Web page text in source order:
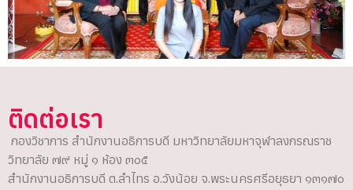
ติดต่อเรา
กองวิชาการ สำนักงานอธิการบดี มหาวิทยาลัยมหาจุฬาลงกรณราช
วิทยาลัย ๗๙ หมู่ ๑ ห้อง ๓๐๕
สำนักงานอธิการบดี ต.ลำไทร อ.วังน้อย จ.พระนครศรีอยุธยา ๑๓๑๗๐